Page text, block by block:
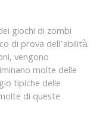
giochi di zombi
di prova dell’abilità
vengono
molte delle
tipiche delle
di queste